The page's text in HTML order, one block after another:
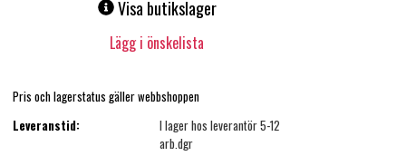
Visa butikslager
Lägg i önskelista
Pris och lagerstatus gäller webbshoppen
Leveranstid:
I lager hos leverantör 5-12
arb.dgr